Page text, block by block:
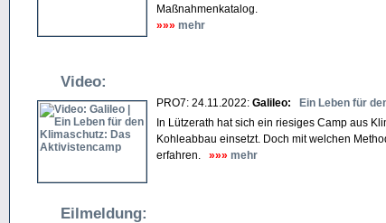
Maßnahmenkatalog.
»»» mehr
Video:
PRO7: 24.11.2022: Galileo:
Ein Leben für
In Lützerath hat sich ein riesiges Camp aus
Kohleabbau einsetzt. Doch mit welchen
erfahren.
»»» mehr
Eilmeldung: